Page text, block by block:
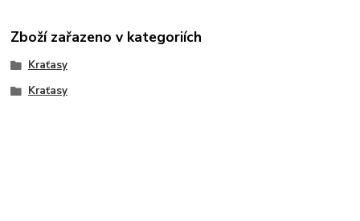
Zboží zařazeno v kategoriích
Kraťasy
Kraťasy